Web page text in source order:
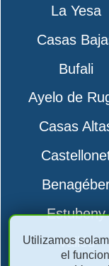
La Yesa
Casas
Bufali
Ayelo de
Casas
Estubeny
Vallés
Utilizamos
el